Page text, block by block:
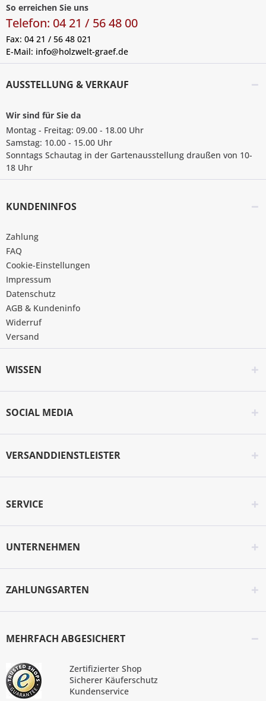
So erreichen Sie uns
Telefon: 04 21 / 56 48 00
Fax: 04 21 / 56 48 021
E-Mail: info@holzwelt-graef.de
AUSSTELLUNG & VERKAUF
Wir sind für Sie da
Montag - Freitag: 09.00 - 18.00 Uhr
Samstag: 10.00 - 15.00 Uhr
Sonntags Schautag in der Gartenausstellung draußen von 10-
18 Uhr
KUNDENINFOS
Zahlung
FAQ
Cookie-Einstellungen
Impressum
Datenschutz
AGB & Kundeninfo
Widerruf
Versand
WISSEN
SOCIAL MEDIA
VERSANDDIENSTLEISTER
SERVICE
UNTERNEHMEN
ZAHLUNGSARTEN
MEHRFACH ABGESICHERT
Zertifizierter Shop
Sicherer Käuferschutz
Kundenservice